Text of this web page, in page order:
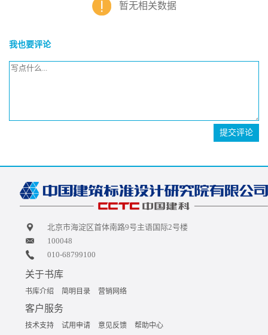
暂无相关数据
我也要评论
提交评论
北京市海淀区首体南路9号主语国际2号楼
100048
010-68799100
关于书库
书库介绍 简明目录 营销网络
客户服务
技术支持 试用申请 意见反馈 帮助中心